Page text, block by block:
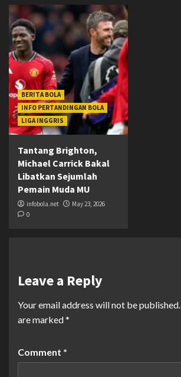
BERITA BOLA
INFO PERTANDINGAN BOLA
LIGA INGGRIS
Tantang Brighton,
Michael Carrick Bakal
Libatkan Sejumlah
Pemain Muda MU
infobola.net
May 23, 2026
0
Leave a Reply
Your email address will not be published.
are marked*
Comment *